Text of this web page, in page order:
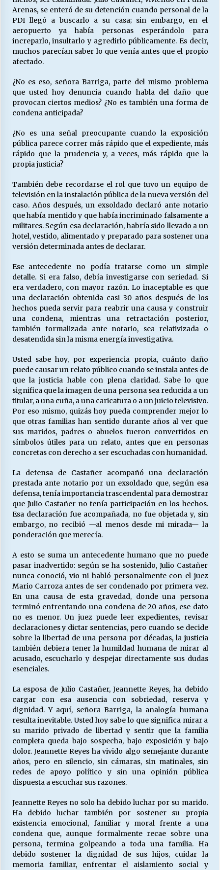
Arenas, se enteró de su detención cuando personal de la
PDI llegó a buscarlo a su casa; sin embargo, en el
aeropuerto ya había personas esperándolo para
increparlo, insultarlo y agredirlo públicamente. Es decir,
muchos parecían saber lo que venía antes que el propio
afectado.
¿No es eso, señora Barriga, parte del mismo problema
que usted hoy denuncia cuando habla del daño que
provocan ciertos medios? ¿No es también una forma de
condena anticipada?
¿No es una señal preocupante cuando la exposición
pública parece correr más rápido que el expediente, más
rápido que la prudencia y, a veces, más rápido que la
propia justicia?
También debe recordarse el rol que tuvo un equipo de
televisión en la instalación pública de la nueva versión del
caso. Años después, un exsoldado declaró ante notario
que había mentido y que había incriminado falsamente a
militares. Según esa declaración, habría sido llevado a un
hotel, vestido, alimentado y preparado para sostener una
versión determinada antes de declarar.
Ese antecedente no podía tratarse como un simple
detalle. Si era falso, debía investigarse con seriedad. Si
era verdadero, con mayor razón. Lo inaceptable es que
una declaración obtenida casi 30 años después de los
hechos pueda servir para reabrir una causa y construir
una condena, mientras una retractación posterior,
también formalizada ante notario, sea relativizada o
desatendida sin la misma energía investigativa.
Usted sabe hoy, por experiencia propia, cuánto daño
puede causar un relato público cuando se instala antes de
que la justicia hable con plena claridad. Sabe lo que
significa que la imagen de una persona sea reducida a un
titular, a una cuña, a una caricatura o a un juicio televisivo.
Por eso mismo, quizás hoy pueda comprender mejor lo
que otras familias han sentido durante años al ver que
sus maridos, padres o abuelos fueron convertidos en
símbolos útiles para un relato, antes que en personas
concretas con derecho a ser escuchadas con humanidad.
La defensa de Castañer acompañó una declaración
prestada ante notario por un exsoldado que, según esa
defensa, tenía importancia trascendental para demostrar
que Julio Castañer no tenía participación en los hechos.
Esa declaración fue acompañada, no fue objetada y, sin
embargo, no recibió —al menos desde mi mirada— la
ponderación que merecía.
A esto se suma un antecedente humano que no puede
pasar inadvertido: según se ha sostenido, Julio Castañer
nunca conoció, vio ni habló personalmente con el juez
Mario Carroza antes de ser condenado por primera vez.
En una causa de esta gravedad, donde una persona
terminó enfrentando una condena de 20 años, ese dato
no es menor. Un juez puede leer expedientes, revisar
declaraciones y dictar sentencias, pero cuando se decide
sobre la libertad de una persona por décadas, la justicia
también debiera tener la humildad humana de mirar al
acusado, escucharlo y despejar directamente sus dudas
esenciales.
La esposa de Julio Castañer, Jeannette Reyes, ha debido
cargar con esa ausencia con sobriedad, reserva y
dignidad. Y aquí, señora Barriga, la analogía humana
resulta inevitable. Usted hoy sabe lo que significa mirar a
su marido privado de libertad y sentir que la familia
completa queda bajo sospecha, bajo exposición y bajo
dolor. Jeannette Reyes ha vivido algo semejante durante
años, pero en silencio, sin cámaras, sin matinales, sin
redes de apoyo político y sin una opinión pública
dispuesta a escuchar sus razones.
Jeannette Reyes no solo ha debido luchar por su marido.
Ha debido luchar también por sostener su propia
existencia emocional, familiar y moral frente a una
condena que, aunque formalmente recae sobre una
persona, termina golpeando a toda una familia. Ha
debido sostener la dignidad de sus hijos, cuidar la
memoria familiar, enfrentar el aislamiento social y